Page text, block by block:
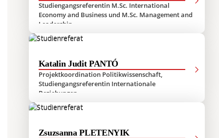
Studiengangsreferentin M.Sc. International
Economy and Business und M.Sc. Management and
Leadership
Katalin Judit PANTÓ
Projektkoordination Politikwissenschaft,
Studiengangsreferentin Internationale
Beziehungen
Zsuzsanna PLETENYIK